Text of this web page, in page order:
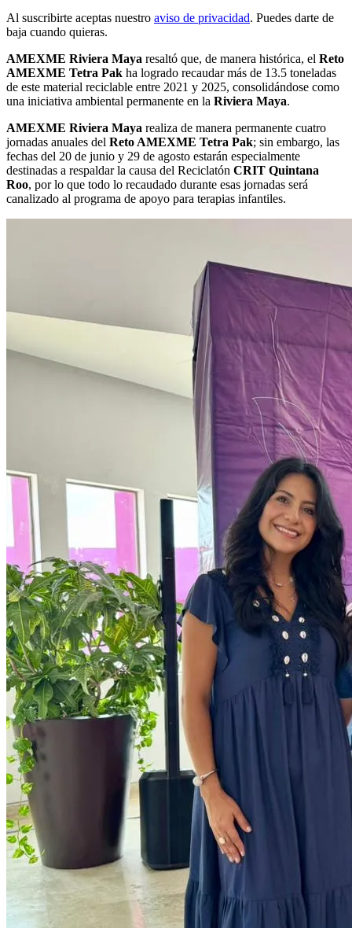
Al suscribirte aceptas nuestro aviso de privacidad. Puedes darte de
baja cuando quieras.
AMEXME Riviera Maya resaltó que, de manera histórica, el Reto
AMEXME Tetra Pak ha logrado recaudar más de 13.5 toneladas
de este material reciclable entre 2021 y 2025, consolidándose como
una iniciativa ambiental permanente en la Riviera Maya.
AMEXME Riviera Maya realiza de manera permanente cuatro
jornadas anuales del Reto AMEXME Tetra Pak; sin embargo, las
fechas del 20 de junio y 29 de agosto estarán especialmente
destinadas a respaldar la causa del Reciclatón CRIT Quintana
Roo, por lo que todo lo recaudado durante esas jornadas será
canalizado al programa de apoyo para terapias infantiles.